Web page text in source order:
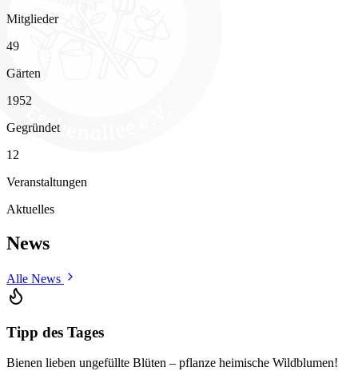
Mitglieder
49
Gärten
1952
Gegründet
12
Veranstaltungen
Aktuelles
News
Alle News
Tipp des Tages
Bienen lieben ungefüllte Blüten – pflanze heimische Wildblumen!